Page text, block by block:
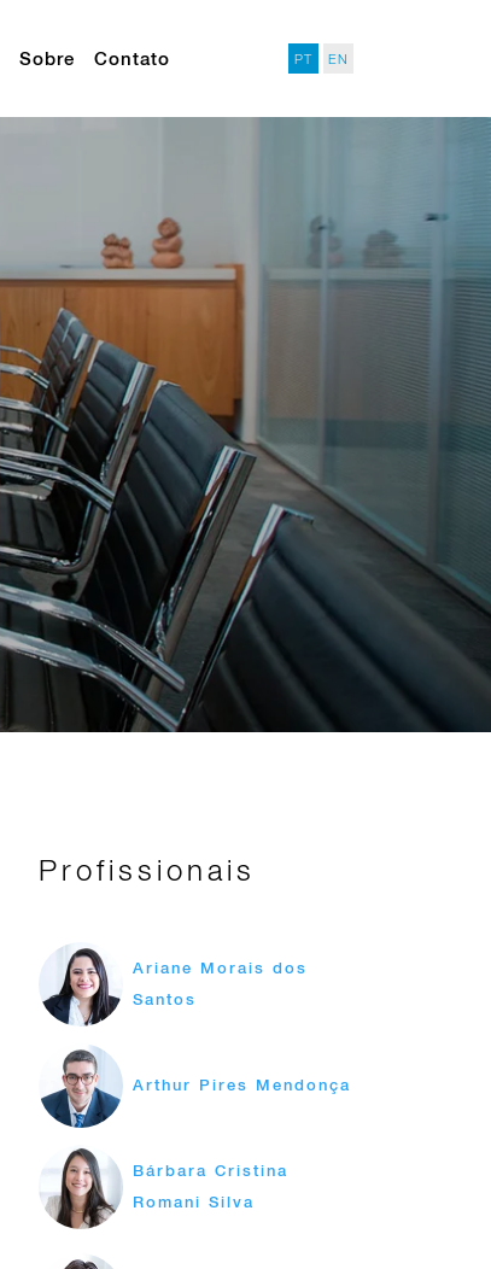
Sobre Contato PT EN
Profissionais
Ariane Morais dos
Santos
Arthur Pires Mendonça
Bárbara Cristina
Romani Silva